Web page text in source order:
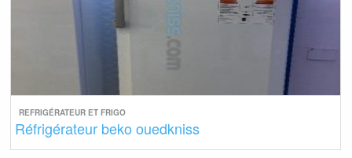
REFRIGÉRATEUR ET FRIGO
Réfrigérateur beko ouedkniss